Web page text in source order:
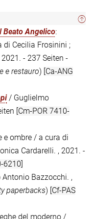
Beato Angelico:
di Cecilia Frosinini ;
- 237 Seiten -
e restauro) [Ca-ANG
/ Guglielmo
[Cm-POR 7410-
e ombre / a cura di
Cardarelli. , 2021. -
6210]
Bazzocchi. ,
paperbacks) [Cf-PAS
del moderno /